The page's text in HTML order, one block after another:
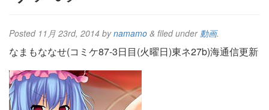
Posted 11月 23rd, 2014 bynamamo & filed under 動画.
なまもななせ(コミケ87-3日目(火曜日)東ネ27b)海通信更新